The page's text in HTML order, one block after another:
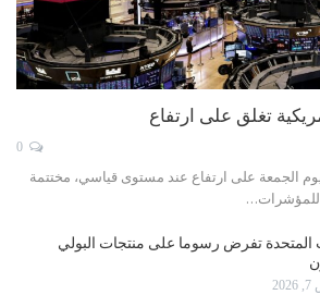
تغلق على ارتفاع
الجمعة على ارتفاع عند مستوى قياسي، مختتمة
للمؤشرات…
المتحدة تفرض رسوما على منتجات البولي